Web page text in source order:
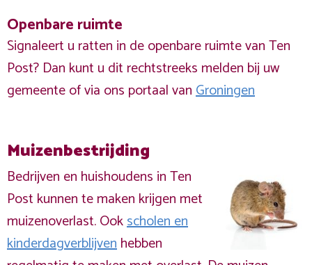
Openbare ruimte
Signaleert u ratten in de openbare ruimte van Ten
Post? Dan kunt u dit rechtstreeks melden bij uw
gemeente of via ons portaal vanGroningen
Muizenbestrijding
Bedrijven en huishoudens in Ten
Post kunnen te maken krijgen met
muizenoverlast. Ookscholen en
kinderdagverblijvenhebben